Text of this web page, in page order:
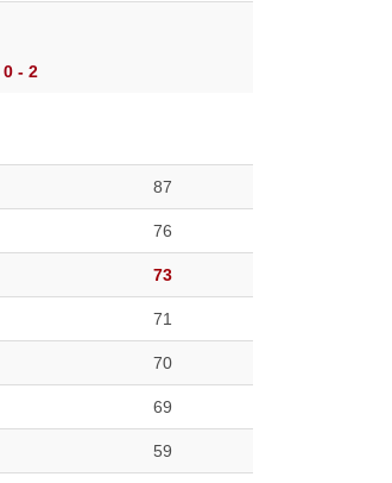
0 - 2
87
76
73
71
70
69
59